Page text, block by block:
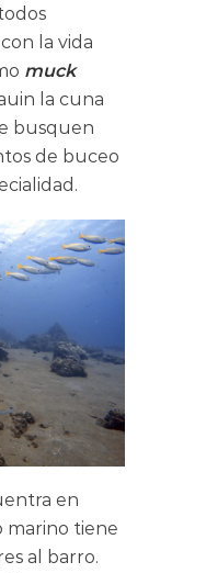
la vida
muck
la cuna
busquen
de buceo
en
marino tiene
al barro.